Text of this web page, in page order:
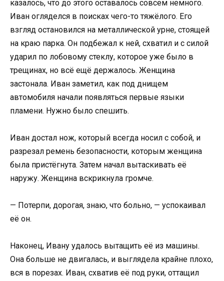
казалось, что до этого оставалось совсем немного.
Иван огляделся в поисках чего-то тяжёлого. Его
взгляд остановился на металлической урне, стоящей
на краю парка. Он подбежал к ней, схватил и с силой
ударил по лобовому стеклу, которое уже было в
трещинах, но всё ещё держалось. Женщина
застонала. Иван заметил, как под днищем
автомобиля начали появляться первые языки
пламени. Нужно было спешить.
Иван достал нож, который всегда носил с собой, и
разрезал ремень безопасности, которым женщина
была пристёгнута. Затем начал вытаскивать её
наружу. Женщина вскрикнула громче.
— Потерпи, дорогая, знаю, что больно, — успокаивал
её он.
Наконец, Ивану удалось вытащить её из машины.
Она больше не двигалась, и выглядела крайне плохо,
вся в порезах. Иван, схватив её под руки, оттащил